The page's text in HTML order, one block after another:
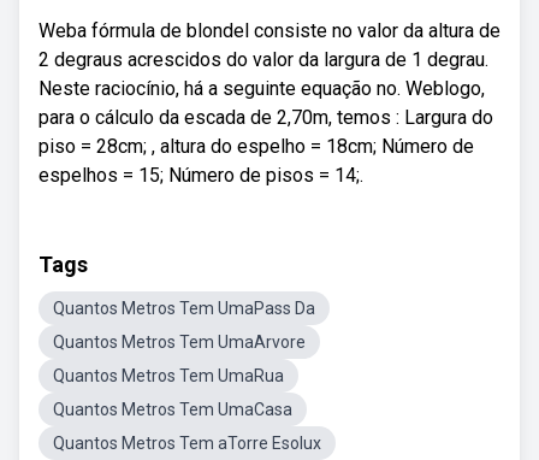
Weba fórmula de blondel consiste no valor da altura de
2 degraus acrescidos do valor da largura de 1 degrau.
Neste raciocínio, há a seguinte equação no. Weblogo,
para o cálculo da escada de 2,70m, temos : Largura do
piso = 28cm; , altura do espelho = 18cm; Número de
espelhos = 15; Número de pisos = 14;.
Tags
Quantos Metros Tem UmaPass Da
Quantos Metros Tem UmaArvore
Quantos Metros Tem UmaRua
Quantos Metros Tem UmaCasa
Quantos Metros Tem aTorre Esolux